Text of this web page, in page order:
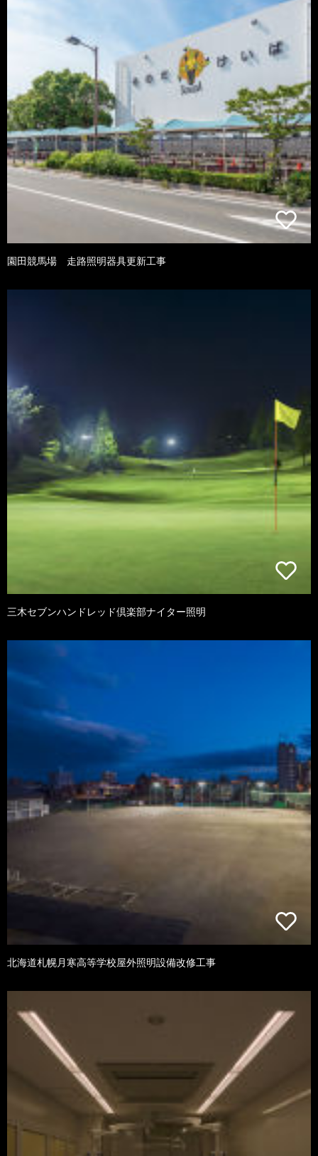
園田競馬場 走路照明器具更新工事
三木セブンハンドレッド倶楽部ナイター照明
北海道札幌月寒高等学校屋外照明設備改修工事